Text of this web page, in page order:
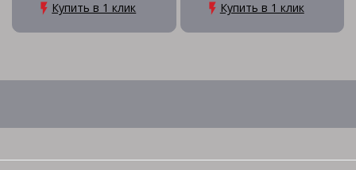
Купить в 1 клик Купить в 1 клик